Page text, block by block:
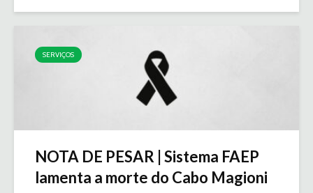
SERVIÇOS
NOTA DE PESAR | Sistema FAEP
lamenta a morte do Cabo Magioni